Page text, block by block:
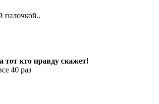
палочкой..
тот кто правду скажет!
40 раз